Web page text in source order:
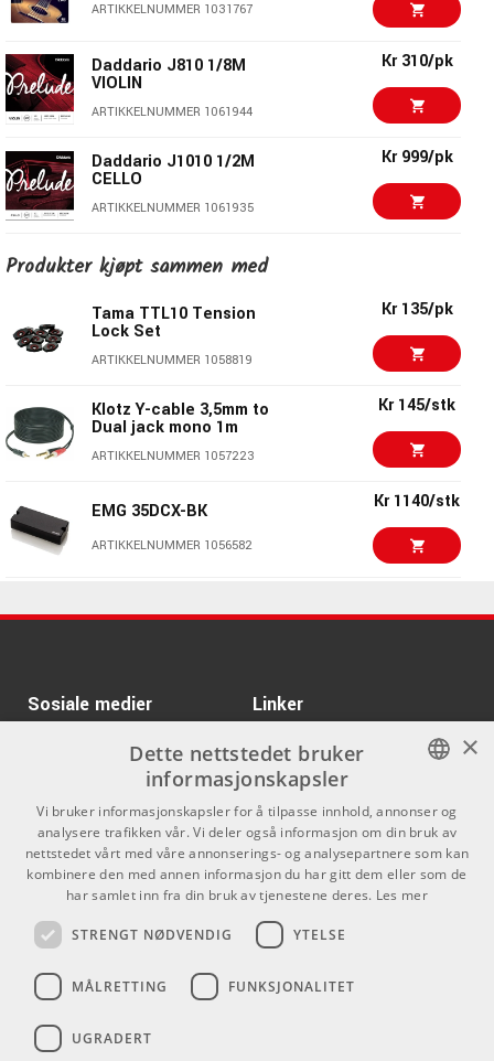
ARTIKKELNUMMER 1031767
Daddario J810 1/8M
VIOLIN
ARTIKKELNUMMER 1061944
Kr 310/pk
Daddario J1010 1/2M
CELLO
ARTIKKELNUMMER 1061935
Kr 999/pk
Daddario J1010 1/4M
CELLO
ARTIKKELNUMMER 1061936
Daddario J1010 1/8M
CELLO
ARTIKKELNUMMER 1061937
Kr 999/pk
Tommelplekter Dunlop
9004P WH T/PK XL-
ARTIKKELNUMMER 1087210
Kr 97/pk
IBANEZ GSR205BK Kr 4275/stk
ARTIKKELNUMMER 1065943
Produkter kjøpt sammen med
Tama TTL10 Tension
Lock Set
ARTIKKELNUMMER 1058819
Kr 135/pk
Klotz Y-cable 3,5mm to
Dual jack mono 1m
ARTIKKELNUMMER 1057223
Kr 145/stk
EMG 35DCX-BK
ARTIKKELNUMMER 1056582
Kr 1140/stk
CELLO
Daddario ECB82
ARTIKKELNUMMER 1006123
DECKSAVER NI
KONTROL D2
ARTIKKELNUMMER 1056162
Kr 530/stk
BEYERDYNAMIC K250-
ARTIKKELNUMMER 1033376
Sosiale medier Linker
Om Oss
Kontakt oss
Kjøpsvilkår
Butikken
Varemerker
NORWEGIAN
×
Dette nettstedet bruker
informasjonskapsler
Vi bruker informasjonskapsler for å tilpasse innhold, annonser og
analysere trafikken vår. Vi deler også informasjon om din bruk av
nettstedet vårt med våre annonserings- og analysepartnere som kan
kombinere den med annen informasjon du har gitt dem eller som de
har samlet inn fra din bruk av tjenestene deres. Les mer
STRENGT NØDVENDIG YTELSE
MÅLRETTING FUNKSJONALITET
UGRADERT